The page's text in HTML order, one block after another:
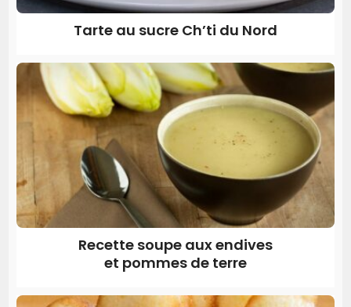
Tarte au sucre Ch’ti du Nord
Recette soupe aux endives
et pommes de terre